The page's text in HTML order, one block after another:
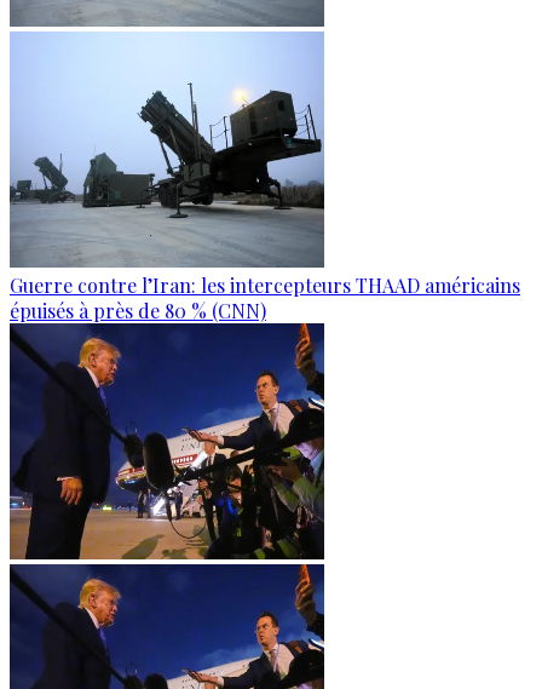
Guerre contre l’Iran: les intercepteurs THAAD américains
épuisés à près de 80 % (CNN)